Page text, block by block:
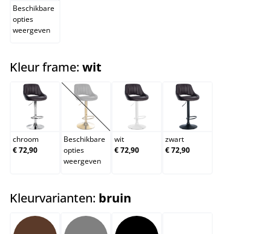
Beschikbare
opties
weergeven
Kleur frame: wit
chroom
chroom
€ 72,90
goud
(Deze optie is momenteel niet beschikbaar.)
Beschikbare
opties
weergeven
wit
wit
€ 72,90
zwart
zwart
€ 72,90
Kleurvarianten: bruin